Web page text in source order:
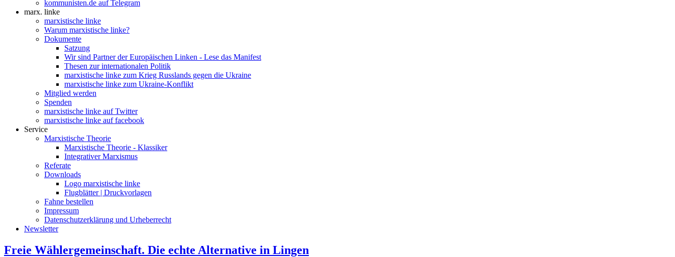
kommunisten.de auf Telegram
marx. linke
marxistische linke
Warum marxistische linke?
Dokumente
Satzung
Wir sind Partner der Europäischen Linken - Lese das Manifest
Thesen zur internationalen Politik
marxistische linke zum Krieg Russlands gegen die Ukraine
marxistische linke zum Ukraine-Konflikt
Mitglied werden
Spenden
marxistische linke auf Twitter
marxistische linke auf facebook
Service
Marxistische Theorie
Marxistische Theorie - Klassiker
Integrativer Marxismus
Referate
Downloads
Logo marxistische linke
Flugblätter | Druckvorlagen
Fahne bestellen
Impressum
Datenschutzerklärung und Urheberrecht
Newsletter
Freie Wählergemeinschaft. Die echte Alternative in Lingen